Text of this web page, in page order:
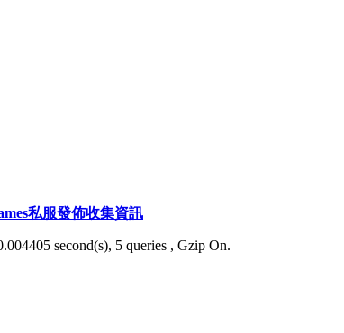
私服發佈收集資訊
second(s), 5 queries , Gzip On.